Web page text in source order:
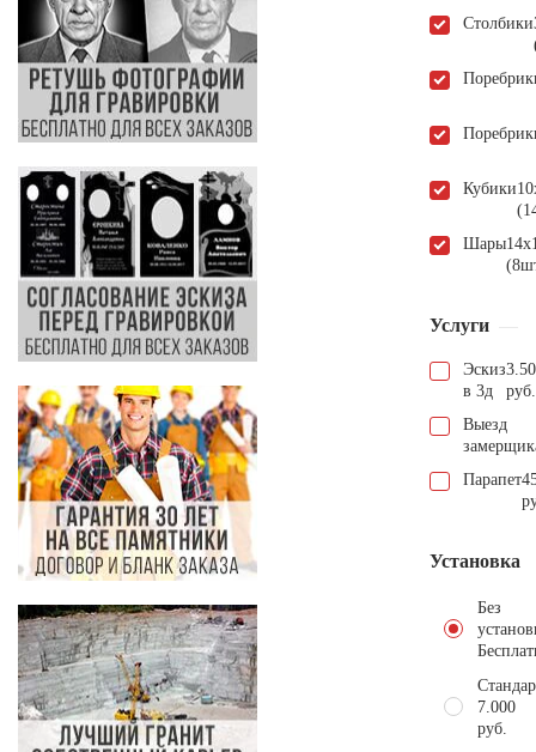
Столбики
Кубики
Шары
Услуги
Эскиз
в 3д
руб.
Выезд
Парапет
Установка
Без
7.000
руб.